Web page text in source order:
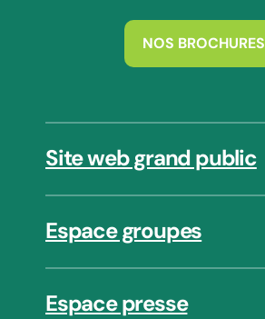
NOS BROCHURES
Site web grand public
Espace groupes
Espace presse